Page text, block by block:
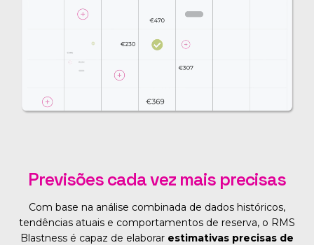
Previsões cada vez mais precisas
Com base na análise combinada de dados históricos,
tendências atuais e comportamentos de reserva, o RMS
Blastness é capaz de elaborar estimativas precisas de